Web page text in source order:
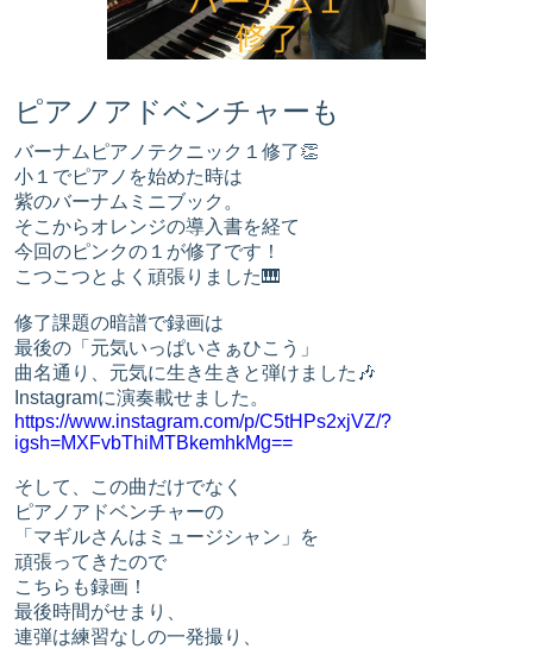
ピアノアドベンチャーも
バーナムピアノテクニック１修了👏
小１でピアノを始めた時は
紫のバーナムミニブック。
そこからオレンジの導入書を経て
今回のピンクの１が修了です！
こつこつとよく頑張りました🎹
修了課題の暗譜で録画は
最後の「元気いっぱいさぁひこう」
曲名通り、元気に生き生きと弾けました🎶
Instagramに演奏載せました。
https://www.instagram.com/p/C5tHPs2xjVZ/?
igsh=MXFvbThiMTBkemhkMg==
そして、この曲だけでなく
ピアノアドベンチャーの
「マギルさんはミュージシャン」を
頑張ってきたので
こちらも録画！
最後時間がせまり、
連弾は練習なしの一発撮り、